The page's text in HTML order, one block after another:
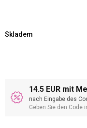
Skladem
14.5 EUR mit
nach Eingabe des
Geben Sie den Code